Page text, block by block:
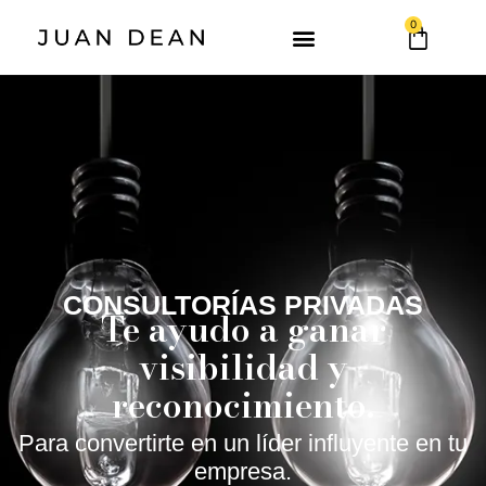
0
CONSULTORÍAS PRIVADAS
Te ayudo a ganar
visibilidad y
reconocimiento.
Para convertirte en un líder influyente en tu
empresa.